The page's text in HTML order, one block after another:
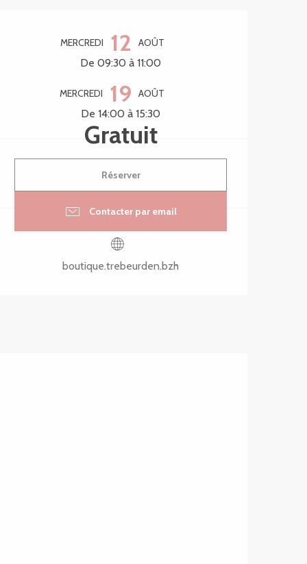
MERCREDI 12 AOÛT
De 09:30 à 11:00
MERCREDI 19 AOÛT
De 14:00 à 15:30
Gratuit
Réserver
Contacter par email
boutique.trebeurden.bzh